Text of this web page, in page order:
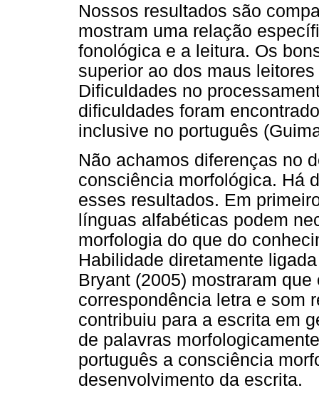
Nossos resultados são
mostram uma relação
fonológica e a leitura. Os
superior ao dos maus
Dificuldades no
dificuldades foram
inclusive no português
Não achamos diferenças no
consciência morfológica. Há
esses resultados. Em
línguas alfabéticas podem
morfologia do que do
Habilidade diretamente
Bryant (2005) mostraram
correspondência letra e som
contribuiu para a escrita em
de palavras
português a consciência
desenvolvimento da escrita.